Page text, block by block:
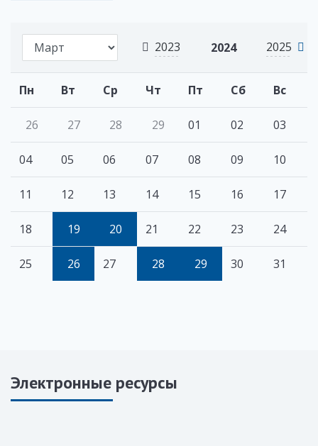
2023 2024 2025
Пн Вт Ср Чт Пт Сб Вс
26 27 28 29 01 02 03
04 05 06 07 08 09 10
11 12 13 14 15 16 17
18 19 20 21 22 23 24
25 26 27 28 29 30 31
Электронные ресурсы